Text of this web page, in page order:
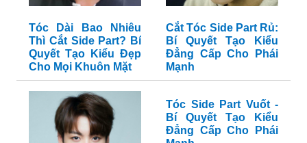
\"Kiểu tóc Side Part - Thời thượng và cá tính cho năm
#KiểuTócSidePart #ĐiểnTrai #ThờiThượng
#CáTính2024\"
\"Khám phá vẻ đẹp nam tính và lôi cuốn của tóc nam